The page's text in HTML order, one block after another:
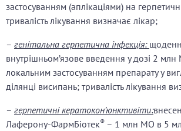
застосуванням (аплікаціями) на
тривалість лікування визначає лікар;
– генітальна герпетична інфекція:
внутрішньом’язове введення у дозі 2
локальним застосуванням препарату у
ділянці висипань; тривалість лікування
– герпетичні кератокон’юнктивіти:
Лаферону-ФармБіотек® – 1 млн МО в 5